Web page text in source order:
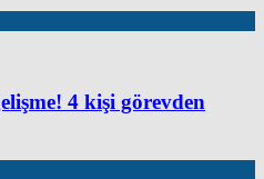
4 kişi görevden